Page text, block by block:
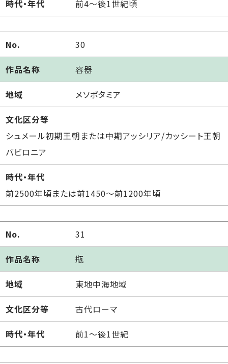
時代・年代 前4～後1世紀頃
No. 30
作品名称 容器
地域 メソポタミア
文化区分等
シュメール初期王朝または中期アッシリア/カッシート王朝
バビロニア
時代・年代
前2500年頃または前1450～前1200年頃
No. 31
作品名称 瓶
地域 東地中海地域
文化区分等 古代ローマ
時代・年代 前1～後1世紀